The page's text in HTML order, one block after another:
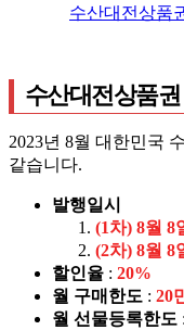
수산대전상품
수산대전상품
2023년 8월 대한민국
같습니다.
발행일시
(1차) 8월 8
(2차) 8월 8
할인율 : 20%
월 구매한도 : 20
월 선물등록한도